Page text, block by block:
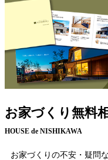
お家づくり無料
HOUSE de NISHIKAWA
お家づくりの不安・疑問